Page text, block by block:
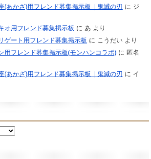
(あかざ)用フレンド募集掲示板｜鬼滅の刃 に ジ
オ用フレンド募集掲示板 に あ より
ゲート用フレンド募集掲示板 に こうだいより
用フレンド募集掲示板(モンハンコラボ)に 匿名
(あかざ)用フレンド募集掲示板｜鬼滅の刃 に イ